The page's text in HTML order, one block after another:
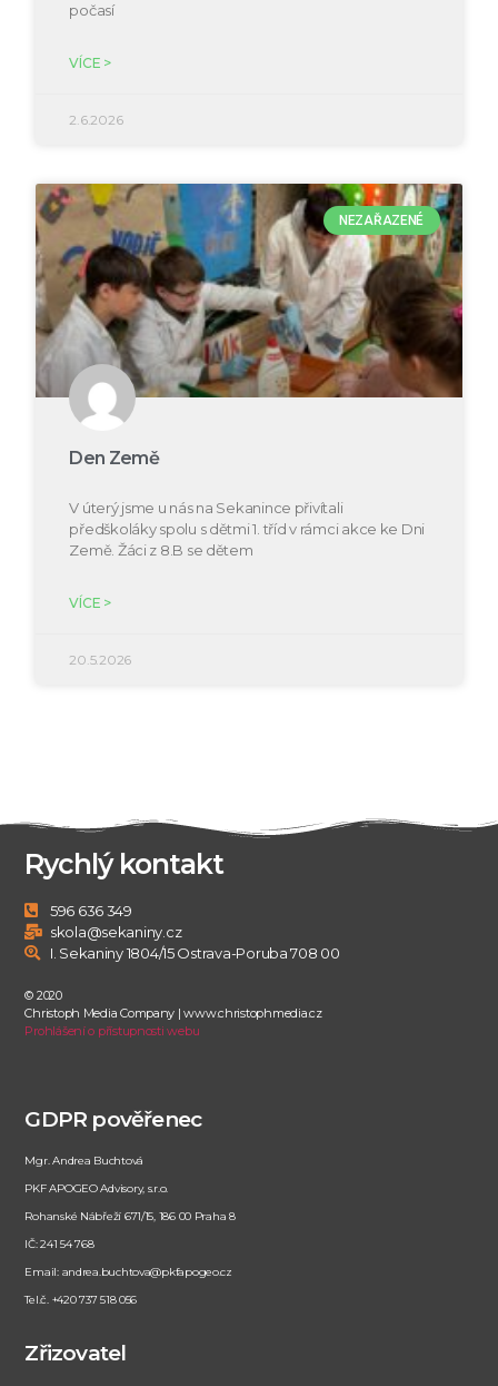
počasí
VÍCE >
2.6.2026
NEZAŘAZENÉ
Den Země
V úterý jsme u nás na Sekanince přivítali
předškoláky spolu s dětmi 1. tříd v rámci akce ke Dni
Země. Žáci z 8.B se dětem
VÍCE >
20.5.2026
Rychlý kontakt
596 636 349
skola@sekaniny.cz
I. Sekaniny 1804/15 Ostrava-Poruba 708 00
© 2020
Christoph Media Company | www.christophmedia.cz
Prohlášení o přístupnosti webu
GDPR pověřenec
Mgr. Andrea Buchtová
PKF APOGEO Advisory, s.r.o.
Rohanské Nábřeží 671/15, 186 00 Praha 8
IČ: 241 54 768
Email: andrea.buchtova@pkfapogeo.cz
Tel.č. +420 737 518 056
Zřizovatel